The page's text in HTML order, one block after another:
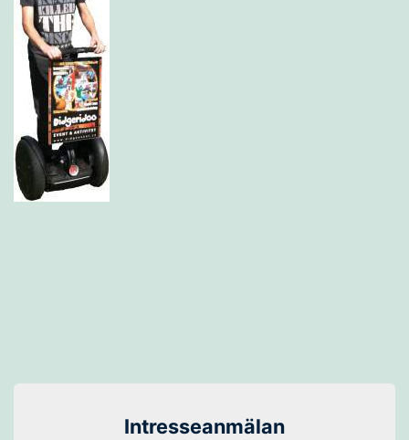
Intresseanmälan